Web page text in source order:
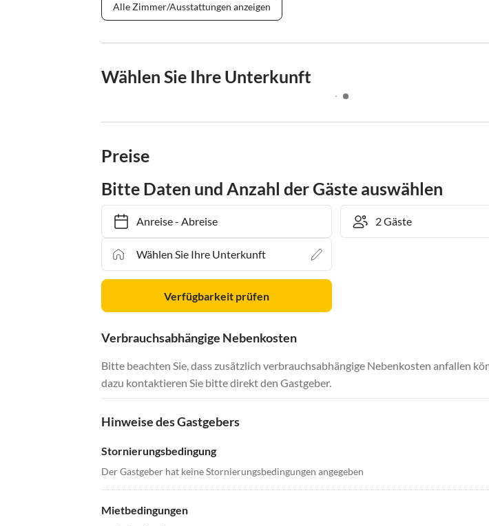
Alle Zimmer/Ausstattungen anzeigen
Wählen Sie Ihre Unterkunft
Preise
Bitte Daten und Anzahl der Gäste auswählen
Anreise- Abreise
Verfügbarkeit prüfen
Verbrauchsabhängige Nebenkosten
Bitte beachten Sie, dass zusätzlich verbrauchsabhängige Nebenkosten anfallen
dazu kontaktieren Sie bitte direkt den Gastgeber.
Hinweise des Gastgebers
Stornierungsbedingung
Der Gastgeber hat keine Stornierungsbedingungen angegeben
Mietbedingungen